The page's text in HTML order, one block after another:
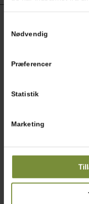
Nødvendig
Præferencer
Statistik
Marketing
QUICKLINKS
Hopballevej 56
7300 Jelling
Restaurant 75 85 32 56
Butik 75 85 32 38
Slagteri 75 85 32 55